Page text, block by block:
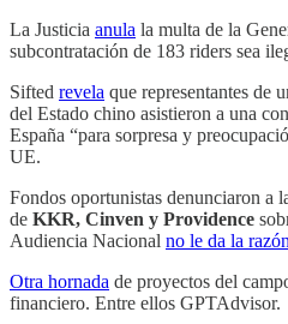
La Justicia anula la multa de la
subcontratación de 183 riders sea
Sifted revela que representantes de
del Estado chino asistieron a una
España “para sorpresa y
UE.
Fondos oportunistas denunciaron
de KKR, Cinven y Providence
Audiencia Nacional no le da la razón
Otra hornada de proyectos del
financiero. Entre ellos GPTAdvisor.